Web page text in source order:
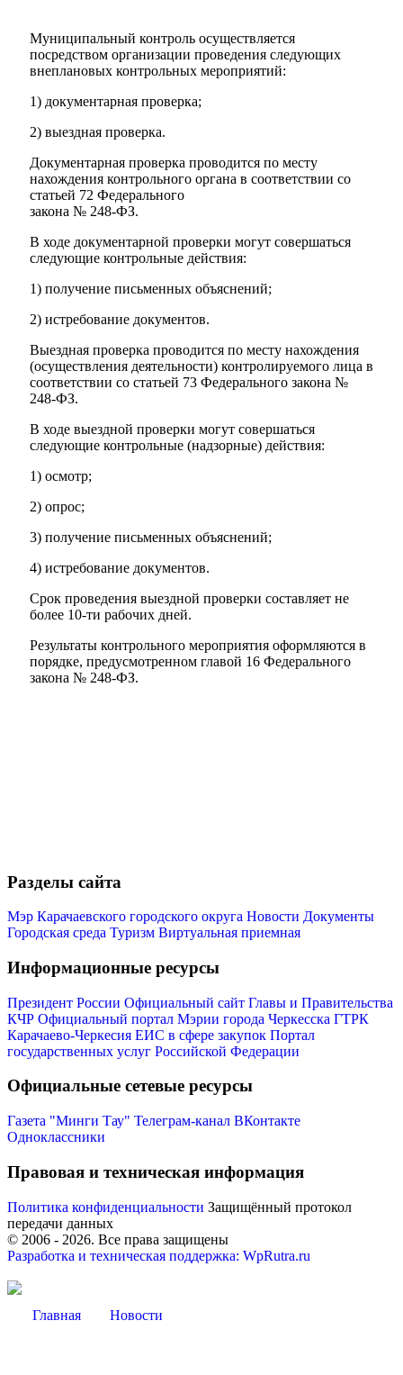
Муниципальный контроль осуществляется
посредством организации проведения следующих
внеплановых контрольных мероприятий:
1) документарная проверка;
2) выездная проверка.
Документарная проверка проводится по месту
нахождения контрольного органа в соответствии со
статьей 72 Федерального
закона № 248-ФЗ.
В ходе документарной проверки могут совершаться
следующие контрольные действия:
1) получение письменных объяснений;
2) истребование документов.
Выездная проверка проводится по месту нахождения
(осуществления деятельности) контролируемого лица в
соответствии со статьей 73 Федерального закона №
248-ФЗ.
В ходе выездной проверки могут совершаться
следующие контрольные (надзорные) действия:
1) осмотр;
2) опрос;
3) получение письменных объяснений;
4) истребование документов.
Срок проведения выездной проверки составляет не
более 10-ти рабочих дней.
Результаты контрольного мероприятия оформляются в
порядке, предусмотренном главой 16 Федерального
закона № 248-ФЗ.
Разделы сайта
Мэр Карачаевского городского округа Новости Документы
Городская среда Туризм Виртуальная приемная
Информационные ресурсы
Президент России Официальный сайт Главы и Правительства
КЧР Официальный портал Мэрии города Черкесска ГТРК
Карачаево-Черкесия ЕИС в сфере закупок Портал
государственных услуг Российской Федерации
Официальные сетевые ресурсы
Газета "Минги Тау" Телеграм-канал ВКонтакте
Одноклассники
Правовая и техническая информация
Политика конфиденциальности Защищённый протокол
передачи данных
© 2006 - 2026. Все права защищены
Разработка и техническая поддержка: WpRutra.ru
Главная Новости